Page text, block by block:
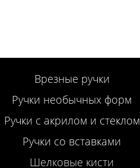
Врезные ручки
Ручки необычных форм
Ручки с акрилом и стеклом
Ручки со вставками
Шелковые кисти